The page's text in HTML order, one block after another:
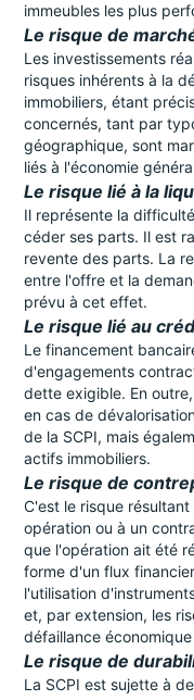
immeubles les plus
Le risque de
Les investissements
risques inhérents à la
immobiliers, étant
concernés, tant par
géographique, sont
liés à l'économie
Le risque lié à la
Il représente la
céder ses parts. Il est
revente des parts. La
entre l'offre et la
prévu à cet effet.
Le risque lié au
Le financement
d'engagements
dette exigible. En
en cas de
de la SCPI, mais
actifs immobiliers.
Le risque de
C'est le risque
opération ou à un
que l'opération ait été
forme d'un flux
l'utilisation
et, par extension, les
défaillance
Le risque de
La SCPI est sujette à